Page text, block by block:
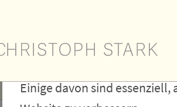
Wir
Cookies
Einige davon sind